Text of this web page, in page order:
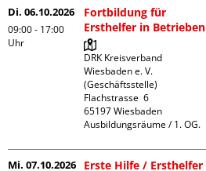
Di. 06.10.2026
09:00 - 17:00
Uhr
Fortbildung für
Ersthelfer in Betrieben
DRK Kreisverband
Wiesbaden e. V.
(Geschäftsstelle)
Flachstrasse  6
65197 Wiesbaden
Ausbildungsräume / 1. OG.
Mi. 07.10.2026
Erste Hilfe / Ersthelfer